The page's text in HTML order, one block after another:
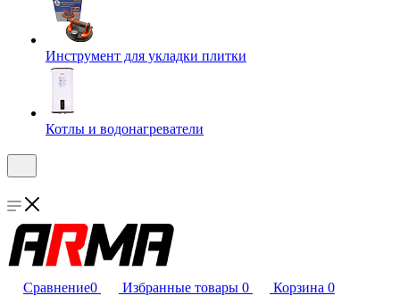
Инструмент для укладки плитки
Котлы и водонагреватели
Сравнение0 Избранные товары 0 Корзина 0